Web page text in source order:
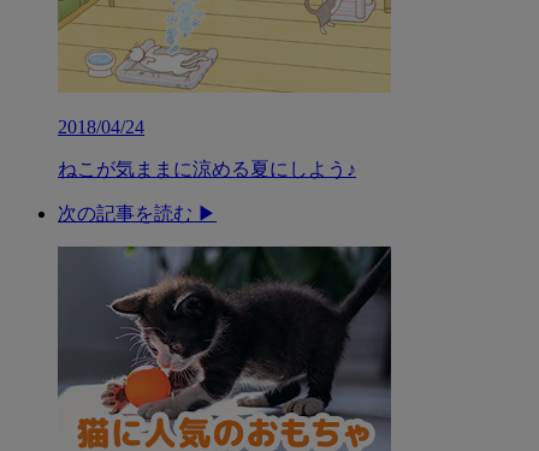
2018/04/24
ねこが気ままに涼める夏にしよう♪
次の記事を読む ▶︎